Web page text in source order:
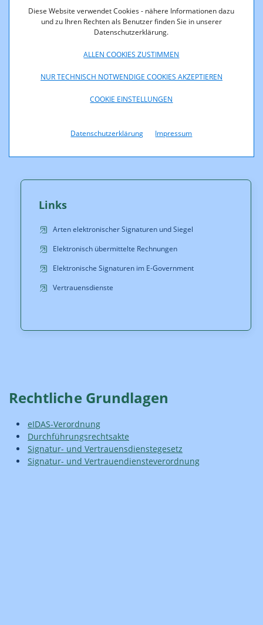
Diese Website verwendet Cookies - nähere Informationen dazu
und zu Ihren Rechten als Benutzer finden Sie in unserer
Datenschutzerklärung.
ALLEN COOKIES ZUSTIMMEN
NUR TECHNISCH NOTWENDIGE COOKIES AKZEPTIEREN
COOKIE EINSTELLUNGEN
Datenschutzerklärung Impressum
handschriftlichen Unterschrift gleichgestellt sind, ebenso wie
biometrische Verfahren, die zwar der handschriftlichen
Unterschrift nicht gleichwertig, aber dennoch als
Beweismittel verwendbar sind. Fälschungssichere
Methoden erstellt werden. Diese Signaturen werden meist
technologieneutralen Begriff der „elektronischen Signatur“ zu
Links
Arten elektronischer Signaturen und Siegel
Elektronisch übermittelte Rechnungen
Elektronische Signaturen im E-Government
Vertrauensdienste
Rechtliche Grundlagen
eIDAS-Verordnung
Durchführungsrechtsakte
Signatur- und Vertrauensdienstegesetz
Signatur- und Vertrauendiensteverordnung